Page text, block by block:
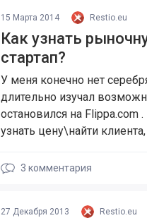
15 Марта 2014 Restio.eu
Как узнать
стартап?
У меня конечно нет
длительно изучал
остановился на
узнать цену\найти
3 комментария
27 Декабря 2013 Restio.eu